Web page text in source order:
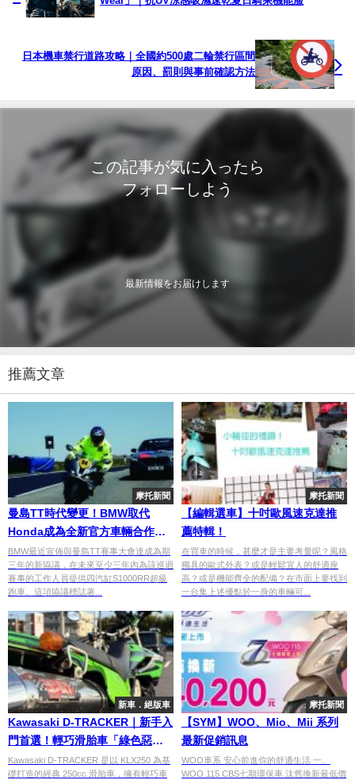
日本機車禁行道路攻略｜全國約500處二輪禁行區間
原因、罰則與事前確認方法
この記事が気に入ったら
フォローしよう
最新情報をお届けします
推薦文章
摩托新聞
曼島TT時代變更！BMW取代
Honda成為全新官方車輛合作夥
伴
BMW最近宣佈與曼島TT賽事大會達成為期
三年的新協議，在未來至少三年內為該巡迴
賽事的工作人員提供四汽缸S1000RR超級
跑車。這項協議標誌著...
摩托新聞
【編輯選車】十吋歐風速克達推
薦特輯！
在買車的時候，甚麼才是主要考量呢？風格
獨具的歐式外表？或是輕鬆宜人的舒適座
高？或是機能齊全的配備？在市面上要找到
一台集上述優點於一身的車輛可...
新車．絕版車
Kawasaki D-TRACKER｜新手入
門首選！輕巧滑胎車「綠色惡
魔」【Webike愛車精選】
Kawasaki D-TRACKER 是以 KLX250 為基
礎打造的經典 250cc 滑胎車，擁有輕巧車
摩托新聞
【SYM】WOO、Mio、Mii 系列
最新促銷訊息
WOO車系 安心前進你的舒適生活 一、
WOO 115 CBS七期環保車 汰舊換新最低價